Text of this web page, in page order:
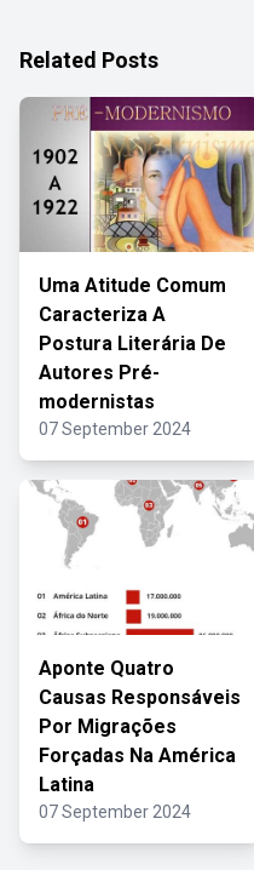
Related Posts
Uma Atitude Comum
Caracteriza A
Postura Literária De
Autores Pré-
modernistas
07 September 2024
Aponte Quatro
Causas Responsáveis
Por Migrações
Forçadas Na América
Latina
07 September 2024